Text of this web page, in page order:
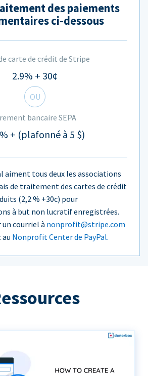
des paiements
ci-dessous
carte de crédit de Stripe
2.9% + 30¢
OU
bancaire SEPA
+ (plafonné à 5 $)
aiment tous deux les associations
de traitement des cartes de crédit
(2,2 % +30c) pour
à but non lucratif enregistrées.
un courriel à nonprofit@stripe.com
Nonprofit Center de PayPal.